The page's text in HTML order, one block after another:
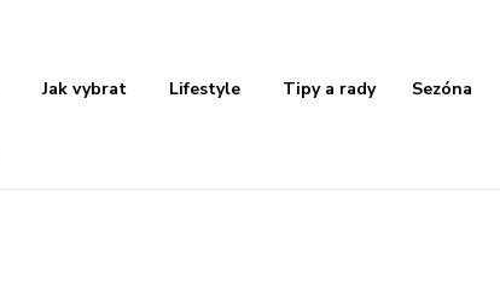
Jak vybrat Lifestyle Tipy a rady Sezóna